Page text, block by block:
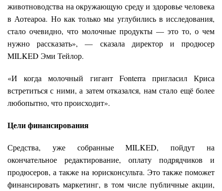
животноводства на окружающую среду и здоровье человека
в Аотеароа. Но как только мы углубились в исследования,
стало очевидно, что молочные продукты — это то, о чем
нужно рассказать», — сказала директор и продюсер
MILKED Эми Тейлор.
«И когда молочный гигант Fonterra пригласил Криса
встретиться с ними, а затем отказался, нам стало ещё более
любопытно, что происходит».
Цели финансирования
Средства, уже собранные MILKED, пойдут на
окончательное редактирование, оплату подрядчиков и
продюсеров, а также на юрисконсульта. Это также поможет
финансировать маркетинг, в том числе публичные акции,